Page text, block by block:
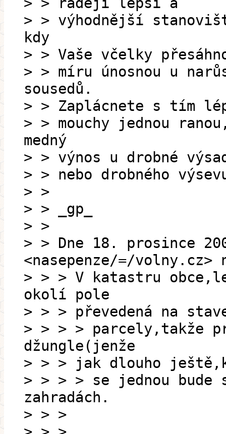
> > výhodnější
kdy
> > Vaše včelky
> > míru únosnou u
sousedů.
> > Zaplácnete s tím
> > mouchy jednou
medný
> > výnos u drobné
> > nebo drobného
> >
> > _gp_
> >
> > Dne 18. prosince
<nasepenze/=/volny.cz>
> > > V katastru
okolí pole
> > > převedená na
> > > > parcely,takže
džungle(jenže
> > > jak dlouho
> > > > se jednou
zahradách.
> > >